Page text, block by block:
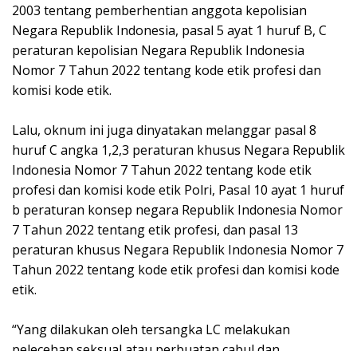
2003 tentang pemberhentian anggota kepolisian
Negara Republik Indonesia, pasal 5 ayat 1 huruf B, C
peraturan kepolisian Negara Republik Indonesia
Nomor 7 Tahun 2022 tentang kode etik profesi dan
komisi kode etik.
Lalu, oknum ini juga dinyatakan melanggar pasal 8
huruf C angka 1,2,3 peraturan khusus Negara Republik
Indonesia Nomor 7 Tahun 2022 tentang kode etik
profesi dan komisi kode etik Polri, Pasal 10 ayat 1 huruf
b peraturan konsep negara Republik Indonesia Nomor
7 Tahun 2022 tentang etik profesi, dan pasal 13
peraturan khusus Negara Republik Indonesia Nomor 7
Tahun 2022 tentang kode etik profesi dan komisi kode
etik.
“Yang dilakukan oleh tersangka LC melakukan